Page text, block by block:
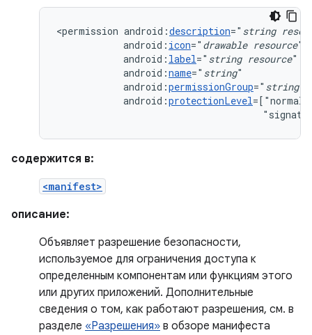
<permission android:description=" string
android: icon=" drawable resource
android: label=" string resource
android:name=" string
android:permissionGroup=" string
android:protectionLevel=["normal"
содержится в:
<manifest>
описание:
Объявляет разрешение безопасности,
используемое для ограничения доступа к
определенным компонентам или функциям этого
или других приложений. Дополнительные
сведения о том, как работают разрешения, см. в
разделе «Разрешения» в обзоре манифеста